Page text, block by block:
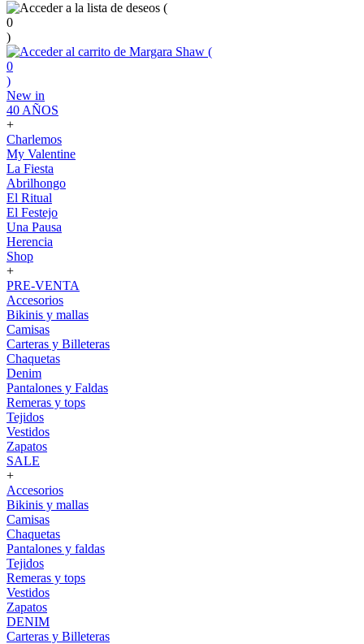
(
0
)
(
0
)
New in
40 AÑOS
+
Charlemos
My Valentine
La Fiesta
Abrilhongo
El Ritual
El Festejo
Una Pausa
Herencia
Shop
+
PRE-VENTA
Accesorios
Bikinis y mallas
Camisas
Carteras y Billeteras
Chaquetas
Denim
Pantalones y Faldas
Remeras y tops
Tejidos
Vestidos
Zapatos
SALE
+
Accesorios
Bikinis y mallas
Camisas
Chaquetas
Pantalones y faldas
Tejidos
Remeras y tops
Vestidos
Zapatos
DENIM
Carteras y Billeteras